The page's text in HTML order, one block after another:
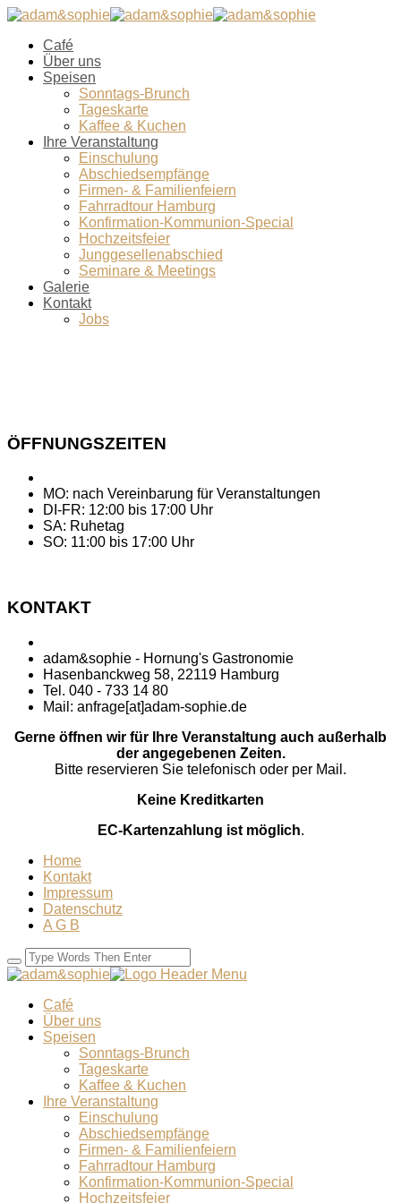
Café
Über uns
Speisen
Sonntags-Brunch
Tageskarte
Kaffee & Kuchen
Ihre Veranstaltung
Einschulung
Abschiedsempfänge
Firmen- & Familienfeiern
Fahrradtour Hamburg
Konfirmation-Kommunion-Special
Hochzeitsfeier
Junggesellenabschied
Seminare & Meetings
Galerie
Kontakt
Jobs
ÖFFNUNGSZEITEN
MO: nach Vereinbarung für Veranstaltungen
DI-FR: 12:00 bis 17:00 Uhr
SA: Ruhetag
SO: 11:00 bis 17:00 Uhr
KONTAKT
adam&sophie - Hornung's Gastronomie
Hasenbanckweg 58, 22119 Hamburg
Tel. 040 - 733 14 80
Mail: anfrage[at]adam-sophie.de
Gerne öffnen wir für Ihre Veranstaltung auch außerhalb
der angegebenen Zeiten.
Bitte reservieren Sie telefonisch oder per Mail.
Keine Kreditkarten
EC-Kartenzahlung ist möglich.
Home
Kontakt
Impressum
Datenschutz
A G B
Café
Über uns
Speisen
Sonntags-Brunch
Tageskarte
Kaffee & Kuchen
Ihre Veranstaltung
Einschulung
Abschiedsempfänge
Firmen- & Familienfeiern
Fahrradtour Hamburg
Konfirmation-Kommunion-Special
Hochzeitsfeier